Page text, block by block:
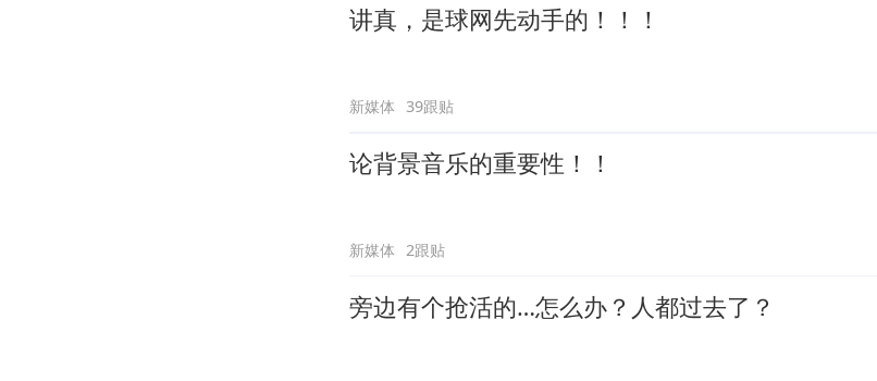
讲真，是球网先动手的！！！
新媒体 39跟贴
论背景音乐的重要性！！
新媒体 2跟贴
旁边有个抢活的…怎么办？人都过去了？